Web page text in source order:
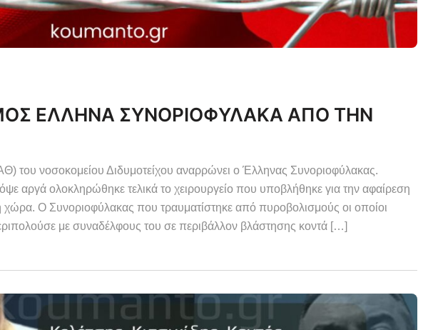
ΕΛΛΗΝΑ ΣΥΝΟΡΙΟΦΥΛΑΚΑ ΑΠΟ ΤΗΝ
του νοσοκομείου Διδυμοτείχου αναρρώνει ο Έλληνας Συνοριοφύλακας.
αργά ολοκληρώθηκε τελικά το χειρουργείο που υποβλήθηκε για την αφαίρεση
χώρα. Ο Συνοριοφύλακας που τραυματίστηκε από πυροβολισμούς οι οποίοι
με συναδέλφους του σε περιβάλλον βλάστησης κοντά […]